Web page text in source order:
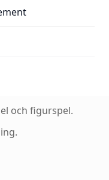
och figurspel.